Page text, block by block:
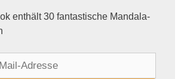
enthält 30 fantastische Mandala-